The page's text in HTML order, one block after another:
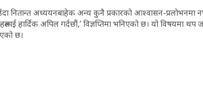
नितान्त अध्ययनबाहेक अन्य कुनै प्रकारको आश्वासन-प्रलोभनमा
हार्दिक अपिल गर्दछौं,’ विज्ञप्तिमा भनिएको छ। यो विषयमा थप
छ।